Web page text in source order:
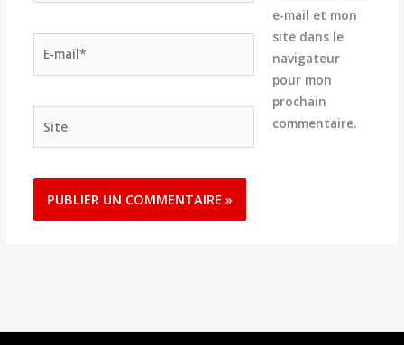
mail*
e-mail et mon
site dans le
navigateur
pour mon
prochain
commentaire.